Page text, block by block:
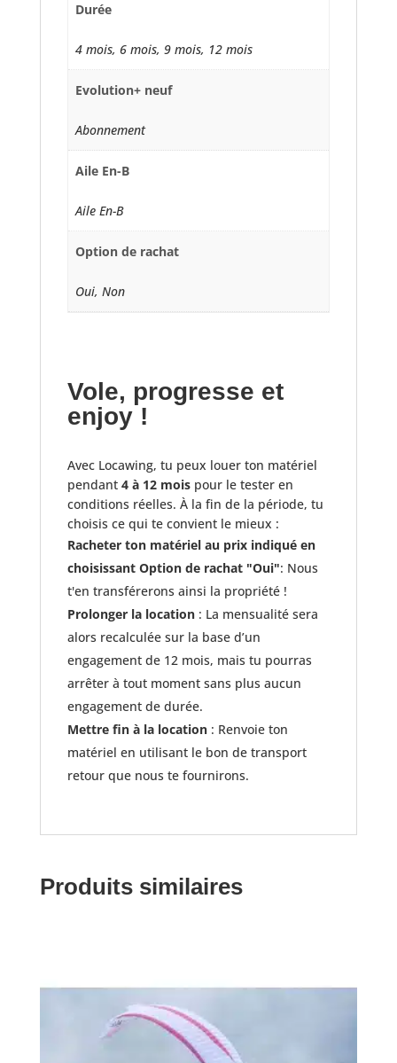
Durée
4 mois, 6 mois, 9 mois, 12 mois
Evolution+ neuf
Abonnement
Aile En-B
Aile En-B
Option de rachat
Oui, Non
Vole, progresse et
enjoy !
Avec Locawing, tu peux louer ton matériel
pendant 4 à 12 moispour le tester en
conditions réelles. À la fin de la période, tu
choisis ce qui te convient le mieux :
Racheter ton matériel au prix indiqué en
choisissant Option de rachat "Oui": Nous
t'en transférerons ainsi la propriété !
Prolonger la location: La mensualité sera
alors recalculée sur la base d’un
engagement de 12 mois, mais tu pourras
arrêter à tout moment sans plus aucun
engagement de durée.
Mettre fin à la location: Renvoie ton
matériel en utilisant le bon de transport
retour que nous te fournirons.
Produits similaires